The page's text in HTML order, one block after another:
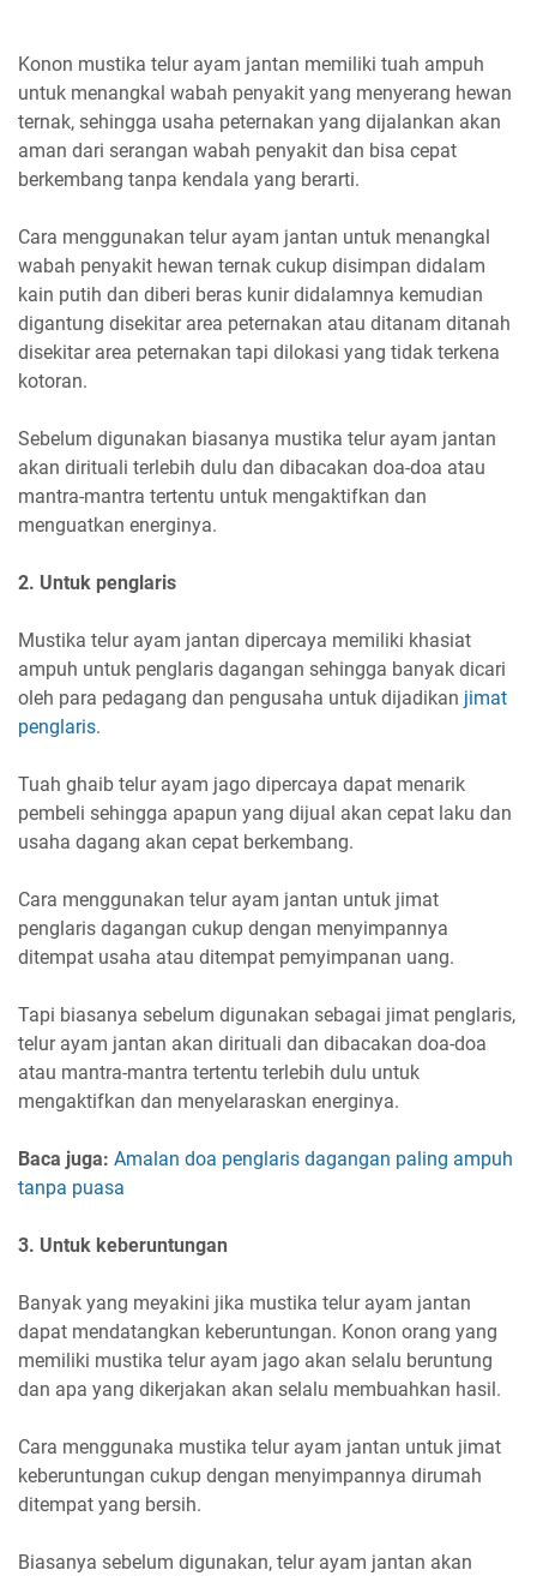
Konon mustika telur ayam jantan memiliki tuah ampuh
untuk menangkal wabah penyakit yang menyerang hewan
ternak, sehingga usaha peternakan yang dijalankan akan
aman dari serangan wabah penyakit dan bisa cepat
berkembang tanpa kendala yang berarti.
Cara menggunakan telur ayam jantan untuk menangkal
wabah penyakit hewan ternak cukup disimpan didalam
kain putih dan diberi beras kunir didalamnya kemudian
digantung disekitar area peternakan atau ditanam ditanah
disekitar area peternakan tapi dilokasi yang tidak terkena
kotoran.
Sebelum digunakan biasanya mustika telur ayam jantan
akan dirituali terlebih dulu dan dibacakan doa-doa atau
mantra-mantra tertentu untuk mengaktifkan dan
menguatkan energinya.
2. Untuk penglaris
Mustika telur ayam jantan dipercaya memiliki khasiat
ampuh untuk penglaris dagangan sehingga banyak dicari
oleh para pedagang dan pengusaha untuk dijadikan jimat
penglaris.
Tuah ghaib telur ayam jago dipercaya dapat menarik
pembeli sehingga apapun yang dijual akan cepat laku dan
usaha dagang akan cepat berkembang.
Cara menggunakan telur ayam jantan untuk jimat
penglaris dagangan cukup dengan menyimpannya
ditempat usaha atau ditempat pemyimpanan uang.
Tapi biasanya sebelum digunakan sebagai jimat penglaris,
telur ayam jantan akan dirituali dan dibacakan doa-doa
atau mantra-mantra tertentu terlebih dulu untuk
mengaktifkan dan menyelaraskan energinya.
Baca juga: Amalan doa penglaris dagangan paling ampuh
tanpa puasa
3. Untuk keberuntungan
Banyak yang meyakini jika mustika telur ayam jantan
dapat mendatangkan keberuntungan. Konon orang yang
memiliki mustika telur ayam jago akan selalu beruntung
dan apa yang dikerjakan akan selalu membuahkan hasil.
Cara menggunaka mustika telur ayam jantan untuk jimat
keberuntungan cukup dengan menyimpannya dirumah
ditempat yang bersih.
Biasanya sebelum digunakan, telur ayam jantan akan